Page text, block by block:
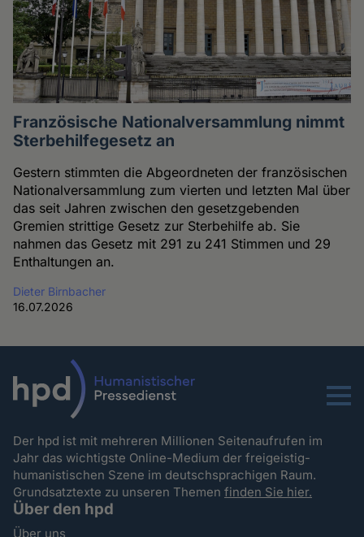
Französische Nationalversammlung nimmt
Sterbehilfegesetz an
Gestern stimmten die Abgeordneten der französischen
Nationalversammlung zum vierten und letzten Mal über
das seit Jahren zwischen den gesetzgebenden
Gremien strittige Gesetz zur Sterbehilfe ab. Sie
nahmen das Gesetz mit 291 zu 241 Stimmen und 29
Enthaltungen an.
Dieter Birnbacher
16.07.2026
Menu
Der hpd ist mit mehreren Millionen Seitenaufrufen im
Jahr das wichtigste Online-Medium der freigeistig-
humanistischen Szene im deutschsprachigen Raum.
Grundsatztexte zu unseren Themenfinden Sie hier.
Über den hpd
Über uns